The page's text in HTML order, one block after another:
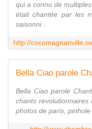
qui a connu de
était chantée par les
saisonni...
Bella Ciao parole
chants revolutionnaires
photos de paris,